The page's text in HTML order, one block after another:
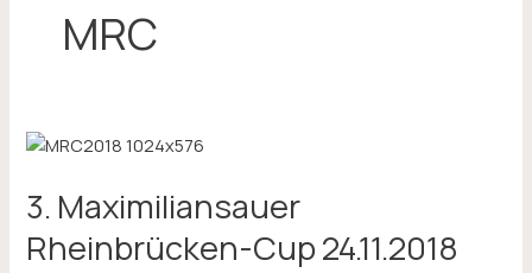
MRC
3. Maximiliansauer
Rheinbrücken-Cup 24.11.2018
3.
Rheinbrücken-
Cup
24.11.2018